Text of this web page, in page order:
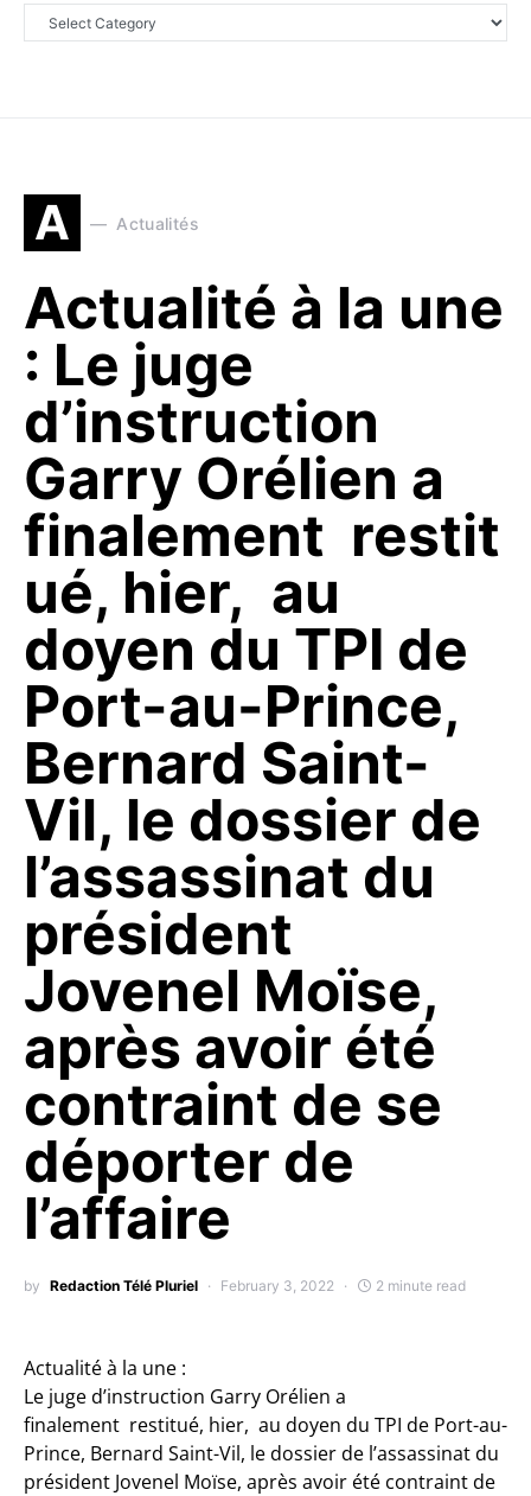
A Actualités
Actualité à la une
: Le juge
d’instruction
Garry Orélien a
finalement restit
ué, hier, au
doyen du TPI de
Port-au-Prince,
Bernard Saint-
Vil, le dossier de
l’assassinat du
président
Jovenel Moïse,
après avoir été
contraint de se
déporter de
l’affaire
by Redaction Télé Pluriel February 3, 2022 2 minute read
Actualité à la une :
Le juge d’instruction Garry Orélien a
finalement restitué, hier, au doyen du TPI de Port-au-
Prince, Bernard Saint-Vil, le dossier de l’assassinat du
président Jovenel Moïse, après avoir été contraint de